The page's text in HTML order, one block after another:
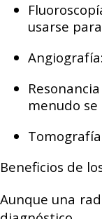
usarse
menudo
Beneficios de
Aunque una